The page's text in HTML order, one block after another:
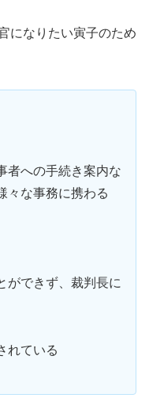
になりたい寅子のため
者への手続き案内な
々な事務に携わる
ができず、裁判長に
れている